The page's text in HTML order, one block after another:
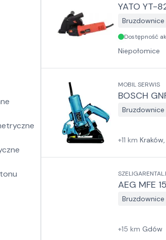
YATO YT-
Bruzdownice
Dostępność
Niepołomice
MOBIL SERWIS
BOSCH
Bruzdownice
+11 km
AEG MFE
Bruzdownice
+15 km Gdów